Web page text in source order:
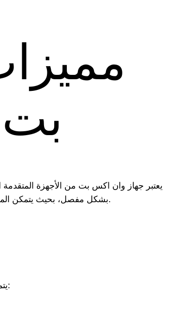
يعتبر جهاز وان اكس بت من الأجهزة
بشكل مفصل، بحيث يتمكن المستخدمون من اتخاذ قرار مدروس قبل الشراء. سنناقش الجوانب الفنية والتقنية للجهاز، بالإضافة إلى تقييم التجربة العامة للمستخدمين.
يتميز جهاز وان اكس بت بمجموعة من الميزات الفريدة التي تجعله خيارًا مغريًا للعديد من المستخدمين المتقدمين. إليك أبرز هذه الميزات: